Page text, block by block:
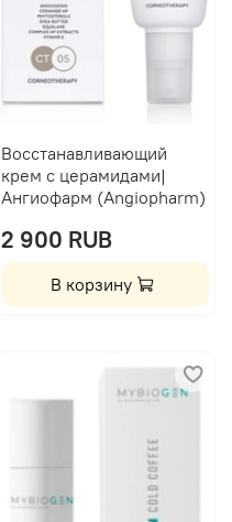
Восстанавливающий
крем с церамидами|
Ангиофарм (Angiopharm)
2 900 RUB
В корзину